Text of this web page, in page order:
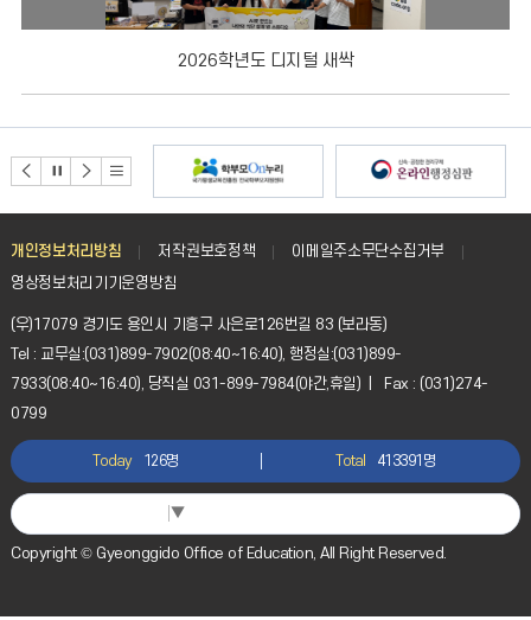
2026학년도 디지털 새싹
개인정보처리방침 저작권보호정책
이메일주소무단수집거부
영상정보처리기기운영방침
(우)17079 경기도 용인시 기흥구 사은로126번길 83 (보라동)
Tel : 교무실:(031)899-7902(08:40~16:40), 행정실:(031)899-
7933(08:40~16:40), 당직실 031-899-7984(야간,휴일) | Fax : (031)274-
0799
Today 126명 Total 413391명
▼
Copyright © Gyeonggido Office of Education, All Right Reserved.